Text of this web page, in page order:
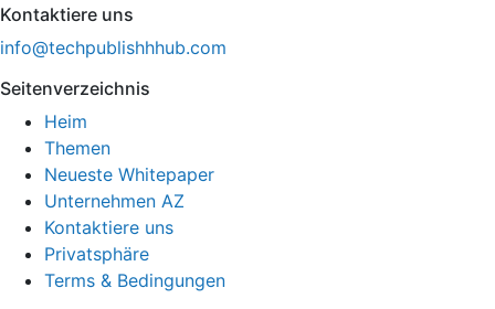
Kontaktiere uns
info@techpublishhhub.com
Seitenverzeichnis
Heim
Themen
Neueste Whitepaper
Unternehmen AZ
Kontaktiere uns
Privatsphäre
Terms & Bedingungen